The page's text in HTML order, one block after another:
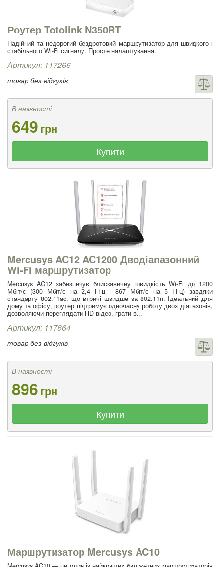
Роутер Totolink N350RT
Надійний та недорогий бездротовий маршрутизатор для швидкого і
стабільного Wi-Fi сигналу. Просте налаштування.
Артикул: 117266
товар без відгуків
В наявності
649грн
Купити
Mercusys AC12 AC1200 Дводіапазонний
Wi‑Fi маршрутизатор
Mercusys AC12 забезпечує блискавичну швидкість Wi-Fi до 1200
Мбіт/с (300 Мбіт/с на 2,4 ГГц і 867 Мбіт/с на 5 ГГц) завдяки
стандарту 802.11ac, що втричі швидше за 802.11n. Ідеальний для
дому та офісу, роутер підтримує одночасну роботу двох діапазонів,
дозволяючи переглядати HD-відео, грати в...
Артикул: 117664
товар без відгуків
В наявності
896грн
Купити
Маршрутизатор Mercusys AC10